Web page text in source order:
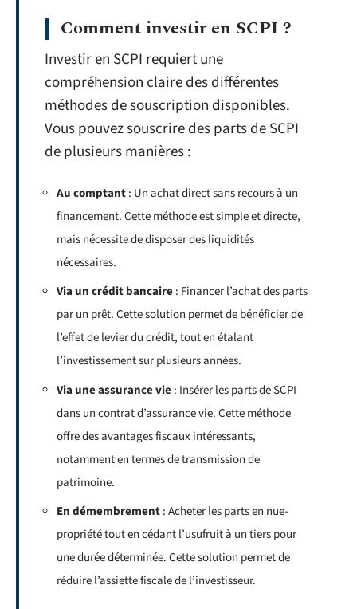
Comment investir en SCPI ?
Investir en SCPI requiert une
compréhension claire des différentes
méthodes de souscription disponibles.
Vous pouvez souscrire des parts de SCPI
de plusieurs manières :
Au comptant: Un achat direct sans recours à un
financement. Cette méthode est simple et directe,
mais nécessite de disposer des liquidités
nécessaires.
Via un crédit bancaire: Financer l’achat des parts
par un prêt. Cette solution permet de bénéficier de
l’effet de levier du crédit, tout en étalant
l’investissement sur plusieurs années.
Via une assurance vie: Insérer les parts de SCPI
dans un contrat d’assurance vie. Cette méthode
offre des avantages fiscaux intéressants,
notamment en termes de transmission de
patrimoine.
En démembrement: Acheter les parts en nue-
propriété tout en cédant l’usufruit à un tiers pour
une durée déterminée. Cette solution permet de
réduire l’assiette fiscale de l’investisseur.